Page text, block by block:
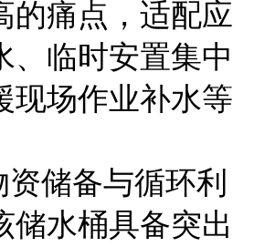
的痛点，适配应
、临时安置集中
现场作业补水等
储备与循环利
储水桶具备突出